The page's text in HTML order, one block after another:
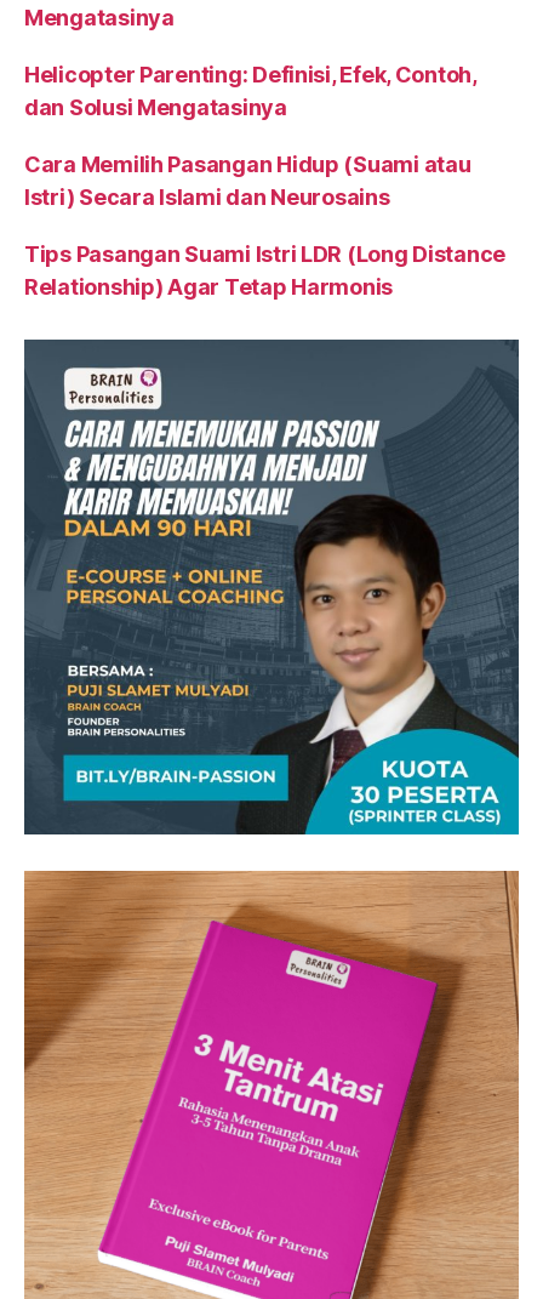
Mengatasinya
Helicopter Parenting: Definisi, Efek, Contoh,
dan Solusi Mengatasinya
Cara Memilih Pasangan Hidup (Suami atau
Istri) Secara Islami dan Neurosains
Tips Pasangan Suami Istri LDR (Long Distance
Relationship) Agar Tetap Harmonis